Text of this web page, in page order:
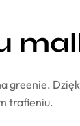
greenie.
trafieniu.